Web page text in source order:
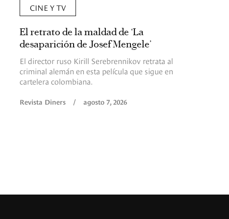
CINE Y TV
El retrato de la maldad de ‘La
desaparición de Josef Mengele’
El director ruso Kirill Serebrennikov retrata al
criminal alemán en esta película que sigue en
cartelera colombiana.
Revista Diners / agosto 7, 2026